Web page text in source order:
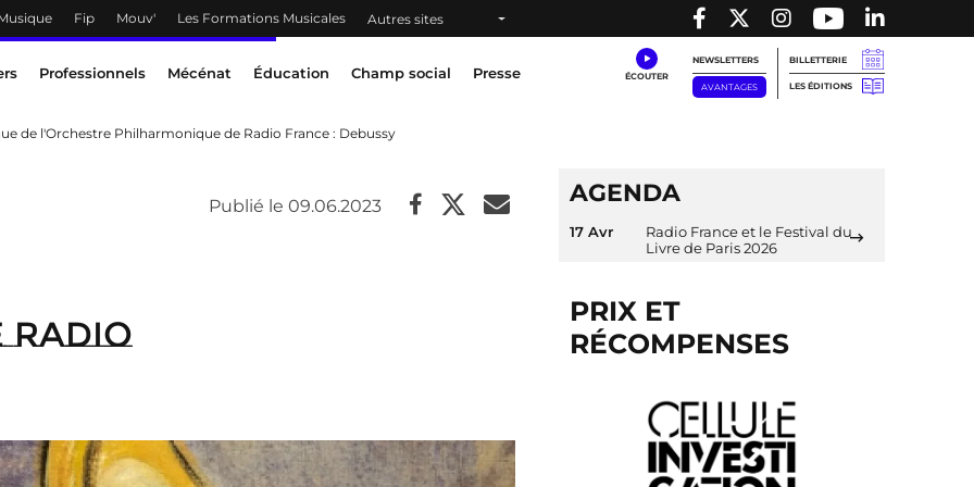
Fip Mouv' Les Formations Musicales Autres sites
Professionnels Mécénat Éducation Champ social Presse
NEWSLETTERS
AVANTAGES
BILLETTERIE
LES ÉDITIONS
de l'Orchestre Philharmonique de Radio France : Debussy
Publié le 09.06.2023 AGENDA
17 Avr
Radio France et le Festival du
Livre de Paris 2026
PRIX ET
RÉCOMPENSES